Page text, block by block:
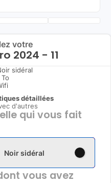
votre
2024 - 11
sidéral
To
détaillées
d'autres
qui vous fait
Noir sidéral
vous avez